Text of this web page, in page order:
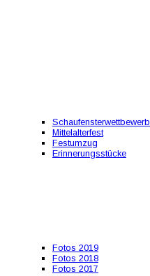
Schaufensterwettbewerb
Mittelalterfest
Festumzug
Erinnerungsstücke
Fotos 2019
Fotos 2018
Fotos 2017